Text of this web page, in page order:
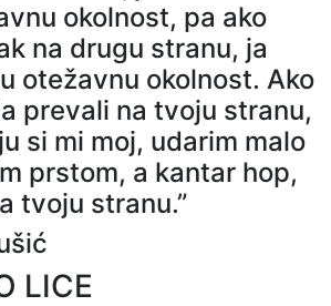
okolnost, pa ako
na drugu stranu, ja
otežavnu okolnost. Ako
prevali na tvoju stranu,
si mi moj, udarim malo
prstom, a kantar hop,
tvoju stranu.”
LICE